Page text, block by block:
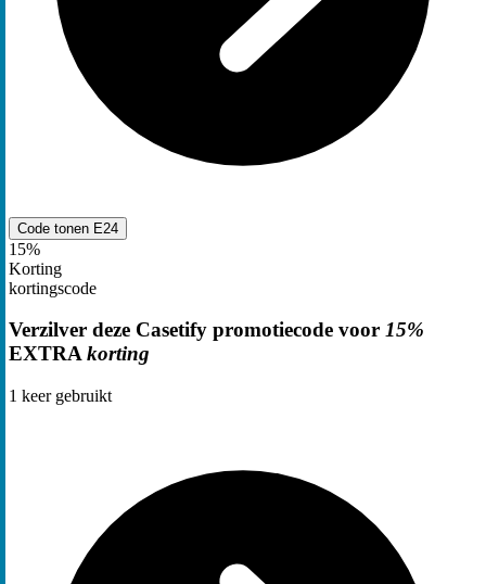
Code tonen E24
15%
Korting
kortingscode
Verzilver deze Casetify promotiecode voor 15%
EXTRAkorting
1 keer gebruikt